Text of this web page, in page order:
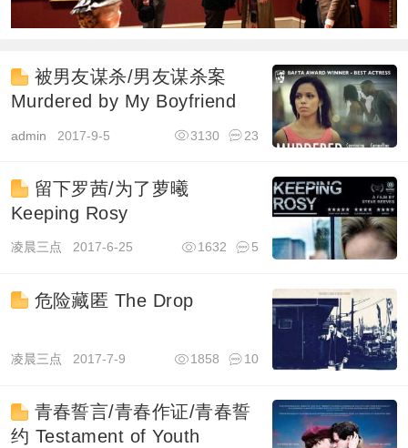
被男友谋杀/男友谋杀案
Murdered by My Boyfriend
admin 2017-9-5 23
3130
留下罗茜/为了萝曦
Keeping Rosy
凌晨三点 2017-6-25 5
1632
危险藏匿 The Drop
凌晨三点 2017-7-9 10
1858
青春誓言/青春作证/青春誓
约 Testament of Youth